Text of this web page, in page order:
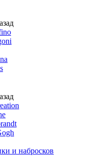
и набросков